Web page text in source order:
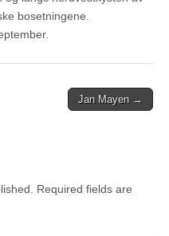
bosetningene.
Jan Mayen →
Required fields are